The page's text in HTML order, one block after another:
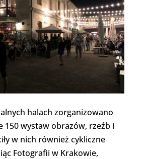
halach zorganizowano
150 wystaw obrazów, rzeźb i
w nich również cykliczne
Fotografii w Krakowie,